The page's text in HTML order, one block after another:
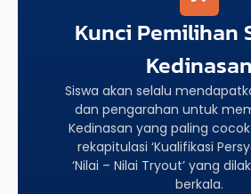
Kunci Pemilihan
Kedinasan
Siswa akan selalu
dan pengarahan untuk
Kedinasan yang paling
rekapitulasi ‘Kualifikasi
‘Nilai – Nilai Tryout’ yang
berkala.